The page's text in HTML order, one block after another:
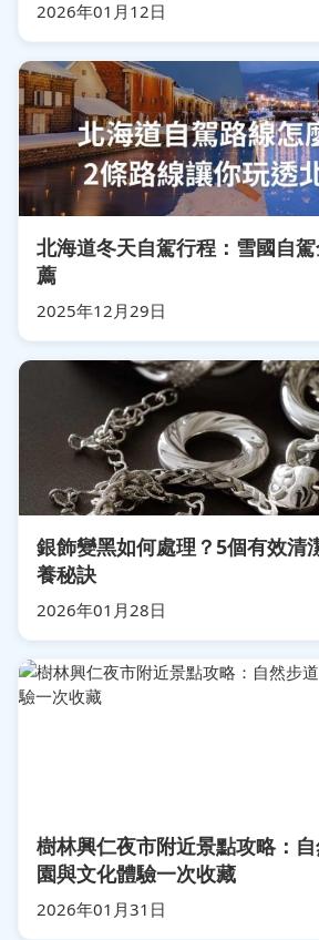
2026年01月12日
北海道冬天自駕行程：雪國自
薦
2025年12月29日
銀飾變黑如何處理？5個有效清
養秘訣
2026年01月28日
樹林興仁夜市附近景點攻略：
園與文化體驗一次收藏
2026年01月31日